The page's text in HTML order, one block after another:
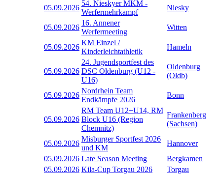
05.09.2026
54. Nieskyer MKM -
Werfermehrkampf
Niesky
05.09.2026
16. Annener
Werfermeeting
Witten
05.09.2026
KM Einzel /
Kinderleichtathletik
Hameln
05.09.2026
24. Jugendsportfest des
DSC Oldenburg (U12 -
U16)
Oldenburg
(Oldb)
05.09.2026
Nordrhein Team
Endkämpfe 2026
Bonn
05.09.2026
RM Team U12+U14, RM
Block U16 (Region
Chemnitz)
Frankenberg
(Sachsen)
05.09.2026
Misburger Sportfest 2026
und KM
Hannover
05.09.2026 Late Season Meeting
Bergkamen
05.09.2026 Kila-Cup Torgau 2026 Torgau